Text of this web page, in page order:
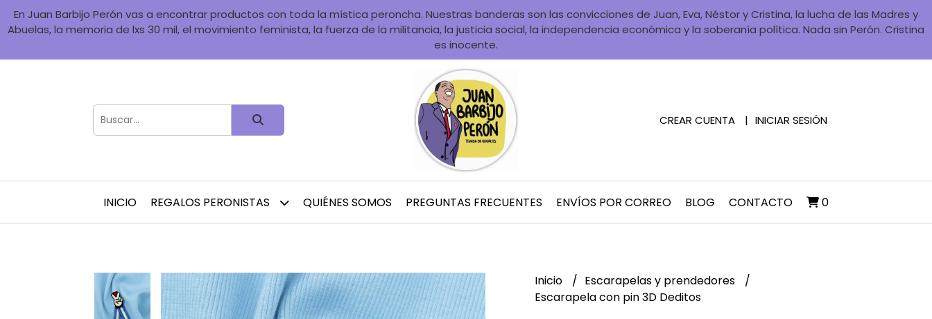
En Juan Barbijo Perón vas a encontrar productos con toda la mística peroncha. Nuestras banderas son las convicciones de Juan, Eva, Néstor y Cristina, la lucha de las Madres y
Abuelas, la memoria de lxs 30 mil, el movimiento feminista, la fuerza de la militancia, la justicia social, la independencia económica y la soberanía política. Nada sin Perón. Cristina
es inocente.
CREAR CUENTA INICIAR SESIÓN
INICIO REGALOS PERONISTAS QUIÉNES SOMOS PREGUNTAS FRECUENTES ENVÍOS POR CORREO BLOG CONTACTO 0
Inicio
Escarapelas y prendedores
Escarapela con pin 3D Deditos